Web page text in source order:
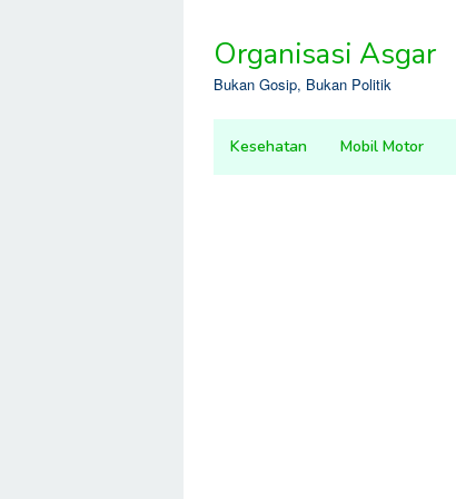
contentOrganisasi Asgar
Bukan Gosip, Bukan Politik
Kesehatan Mobil Motor